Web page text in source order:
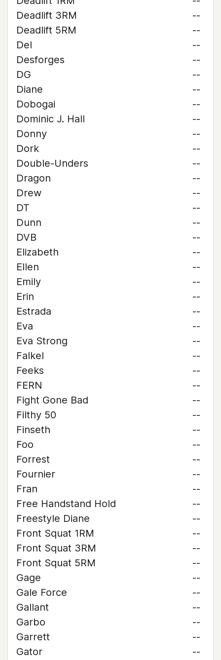
Deadlift 3RM
--
Deadlift 5RM
--
Del
--
Desforges
--
DG
--
Diane
--
Dobogai
--
Dominic J. Hall
--
Donny
--
Dork
--
Double-Unders
--
Dragon
--
Drew
--
DT
--
Dunn
--
DVB
--
Elizabeth
--
Ellen
--
Emily
--
Erin
--
Estrada
--
Eva
--
Eva Strong
--
Falkel
--
Feeks
--
FERN
--
Fight Gone Bad
--
Filthy 50
--
Finseth
--
Foo
--
Forrest
--
Fournier
--
Fran
--
Free Handstand Hold
--
Freestyle Diane
--
Front Squat 1RM
--
Front Squat 3RM
--
Front Squat 5RM
--
Gage
--
Gale Force
--
Gallant
--
Garbo
--
Garrett
--
Gator
--